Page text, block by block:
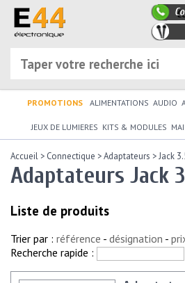
PROMOTIONS ALIMENTATIONS AUDIO
JEUX DE LUMIERES KITS & MODULES
Accueil > Connectique >Adaptateurs >Jack
Adaptateurs Jack
Liste de produits
Trier par : référence - désignation -
Recherche rapide :